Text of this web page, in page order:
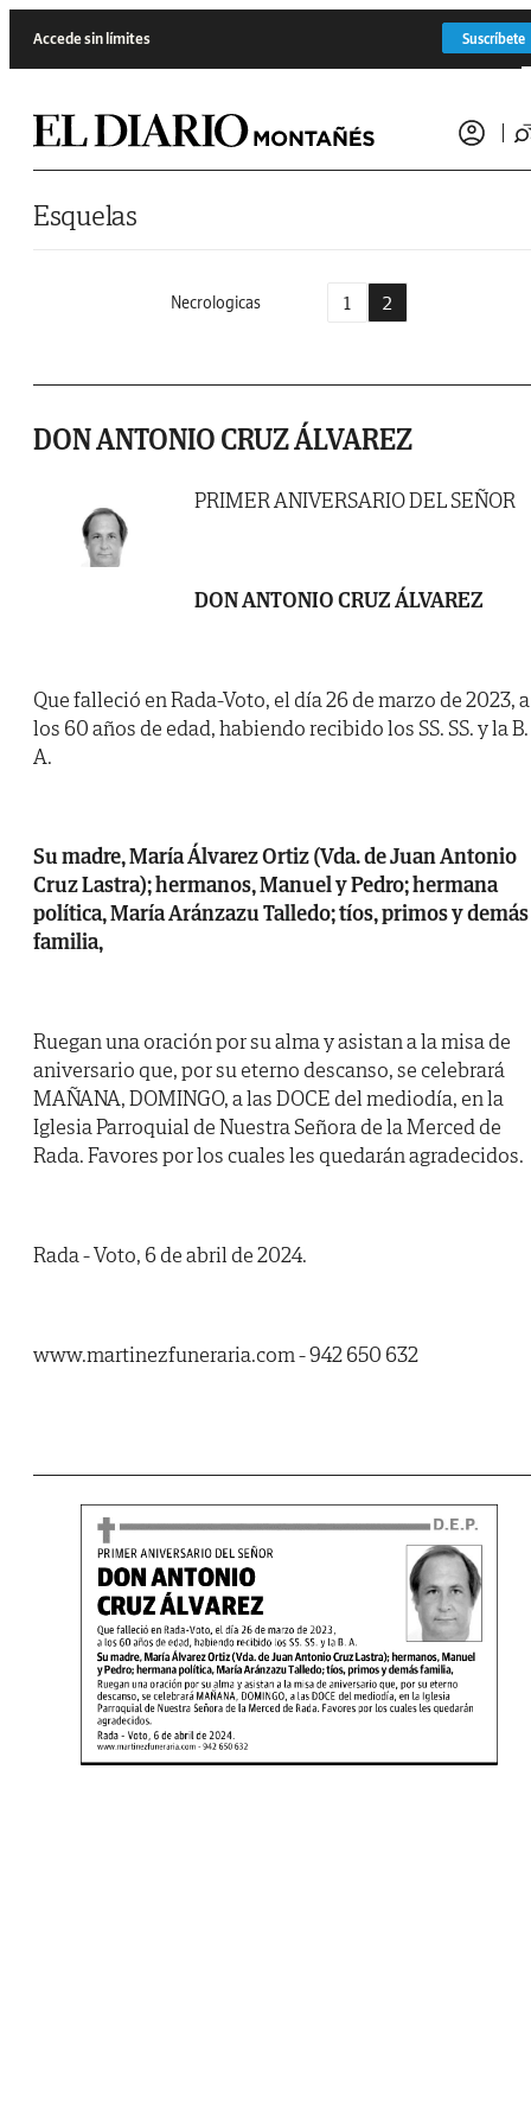
Accede sin límites Suscríbete
Esquelas
Necrologicas 1 2
DON ANTONIO CRUZ ÁLVAREZ
PRIMER ANIVERSARIO DEL SEÑOR
DON ANTONIO CRUZ ÁLVAREZ
Que falleció en Rada-Voto, el día 26 de marzo de 2023, a
los 60 años de edad, habiendo recibido los SS. SS. y la B.
A.
Su madre, María Álvarez Ortiz (Vda. de Juan Antonio
Cruz Lastra); hermanos, Manuel y Pedro; hermana
política, María Aránzazu Talledo; tíos, primos y demás
familia,
Ruegan una oración por su alma y asistan a la misa de
aniversario que, por su eterno descanso, se celebrará
MAÑANA, DOMINGO, a las DOCE del mediodía, en la
Iglesia Parroquial de Nuestra Señora de la Merced de
Rada. Favores por los cuales les quedarán agradecidos.
Rada - Voto, 6 de abril de 2024.
www.martinezfuneraria.com - 942 650 632